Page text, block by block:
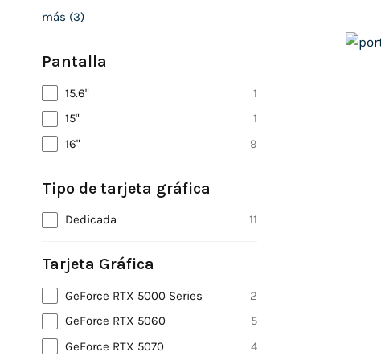
más (3)
Pantalla
15.6"
1
15"
1
16"
9
Tipo de tarjeta gráfica
Dedicada 11
Tarjeta Gráfica
GeForce RTX 5000 Series
2
GeForce RTX 5060
5
GeForce RTX 5070
4